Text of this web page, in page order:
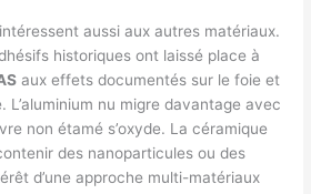
aussi aux autres matériaux.
historiques ont laissé place à
aux effets documentés sur le foie et
L’aluminium nu migre davantage avec
non étamé s’oxyde. La céramique
des nanoparticules ou des
d’une approche multi-matériaux